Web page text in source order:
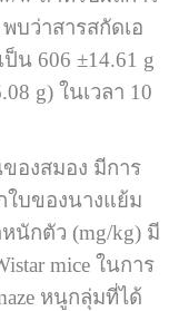
บว่าสารสกัดเอ
ป็น 606 ±14.61 g
g) ในเวลา 10
งสมอง มีการ
ใบของนางแย้ม
นักตัว (mg/kg) มี
mice ในการ
หนูกลุ่มที่ได้